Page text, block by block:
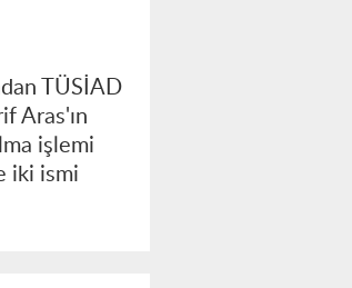
TÜSİAD
Aras'ın
işlemi
iki ismi